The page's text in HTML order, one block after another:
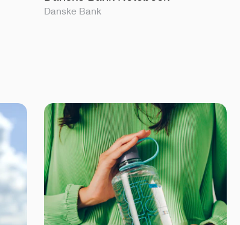
Danske Bank